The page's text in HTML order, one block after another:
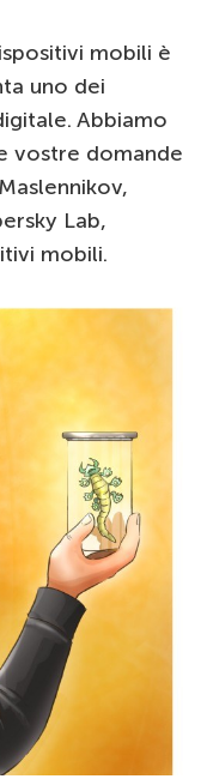
mobili è
uno dei
Abbiamo
vostre domande
Lab,
mobili.